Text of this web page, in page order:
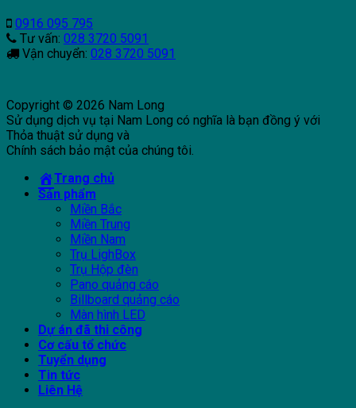
0916 095 795
Tư vấn: 028 3720 5091
Vận chuyển: 028 3720 5091
Copyright © 2026 Nam Long
Sử dụng dịch vụ tại Nam Long có nghĩa là bạn đồng ý với
Thỏa thuật sử dụng và
Chính sách bảo mật của chúng tôi.
Trang chủ
Sản phẩm
Miền Bắc
Miền Trung
Miền Nam
Trụ LighBox
Trụ Hộp đèn
Pano quảng cáo
Billboard quảng cáo
Màn hình LED
Dự án đã thi công
Cơ cấu tổ chức
Tuyển dụng
Tin tức
Liên Hệ